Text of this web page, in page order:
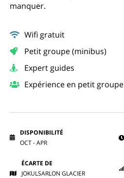
manquer.
Wifi gratuit
Petit groupe (minibus)
Expert guides
Expérience en petit groupe
DISPONIBILITÉ
OCT - APR
ÉCARTE DE
JOKULSARLON GLACIER